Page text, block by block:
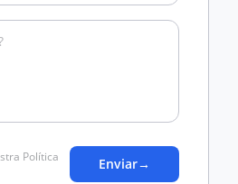
Política
Enviar→